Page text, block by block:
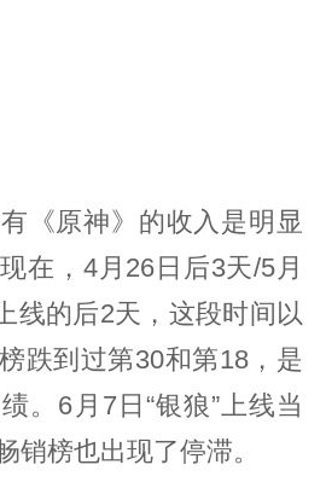
《原神》的收入是明显
在，4月26日后3天/5月
线的后2天，这段时间以
跌到过第30和第18，是
。6月7日“银狼”上线当
销榜也出现了停滞。